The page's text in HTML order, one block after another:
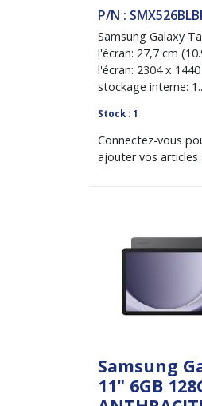
P/N :
Samsung Galaxy
l'écran: 27,7 cm
l'écran: 2304 x
stockage interne:
Stock : 1
Connectez-vous
ajouter vos articles
Samsung
11" 6GB